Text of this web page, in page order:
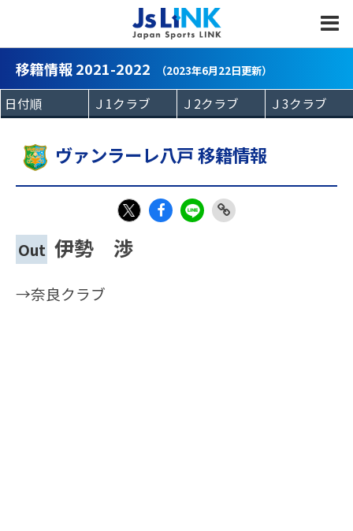
移籍情報 2021-2022 （2023年6月22日更新）
ヴァンラーレ八戸 移籍情報
X
Out 伊勢 渉
→奈良クラブ